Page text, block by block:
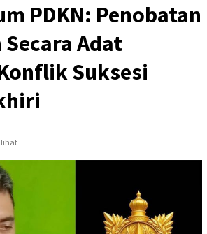
PDKN: Penobatan
Secara Adat
Suksesi